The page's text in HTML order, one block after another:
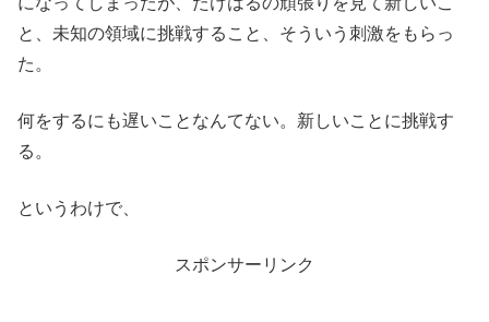
と、未知の領域に挑戦すること、そういう刺激をもらっ
た。
何をするにも遅いことなんてない。新しいことに挑戦す
る。
というわけで、
スポンサーリンク